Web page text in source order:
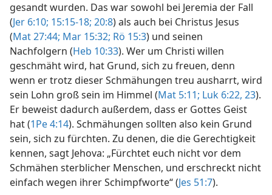
gesandt wurden. Das war sowohl bei Jeremia der Fall
(Jer 6:10; 15:15-18; 20:8) als auch bei Christus Jesus
(Mat 27:44; Mar 15:32; Rö 15:3) und seinen
Nachfolgern (Heb 10:33). Wer um Christi willen
geschmäht wird, hat Grund, sich zu freuen, denn
wenn er trotz dieser Schmähungen treu ausharrt, wird
sein Lohn groß sein im Himmel (Mat 5:11; Luk 6:22, 23).
Er beweist dadurch außerdem, dass er Gottes Geist
hat (1Pe 4:14). Schmähungen sollten also kein Grund
sein, sich zu fürchten. Zu denen, die die Gerechtigkeit
kennen, sagt Jehova: „Fürchtet euch nicht vor dem
Schmähen sterblicher Menschen, und erschreckt nicht
einfach wegen ihrer Schimpfworte“ (Jes 51:7).